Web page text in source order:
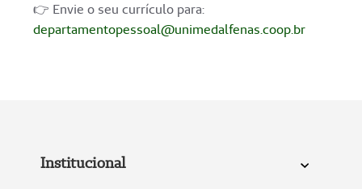
👉 Envie o seu currículo para:
departamentopessoal@unimedalfenas.coop.br
Institucional